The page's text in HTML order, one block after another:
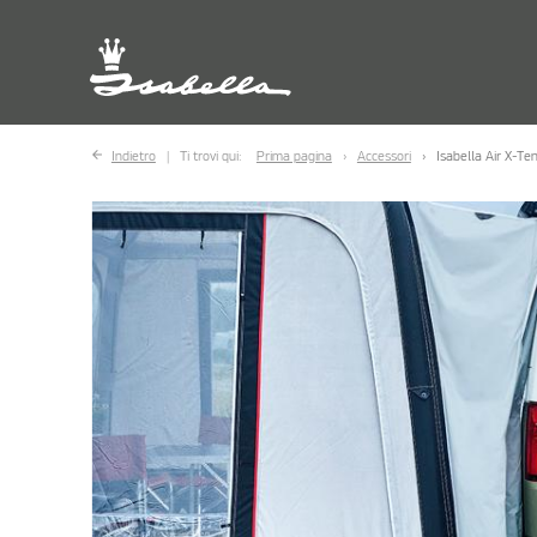
Indietro Ti trovi qui: Prima pagina Accessori Isabella Air X-